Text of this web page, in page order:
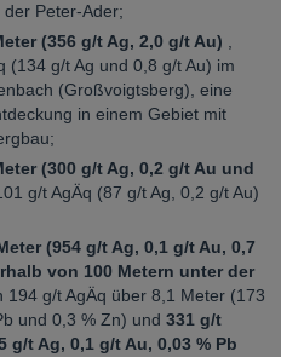
Peter-Ader;
(356 g/t Ag, 2,0 g/t Au) ,
(134 g/t Ag und 0,8 g/t Au) im
(Großvoigtsberg), eine
in einem Gebiet mit
(300 g/t Ag, 0,2 g/t Au und
g/t AgÄq (87 g/t Ag, 0,2 g/t Au)
(954 g/t Ag, 0,1 g/t Au, 0,7
von 100 Metern unter der
194 g/t AgÄq über 8,1 Meter (173
und 0,3 % Zn) und 331 g/t
g/t Ag, 0,1 g/t Au, 0,03 % Pb